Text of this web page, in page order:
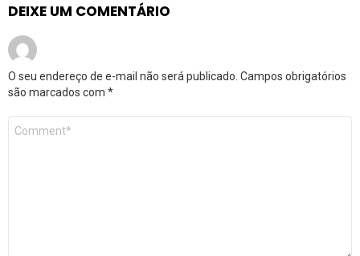
DEIXE UM COMENTÁRIO
O seu endereço de e-mail não será publicado. Campos obrigatórios
são marcados com *
Comentário